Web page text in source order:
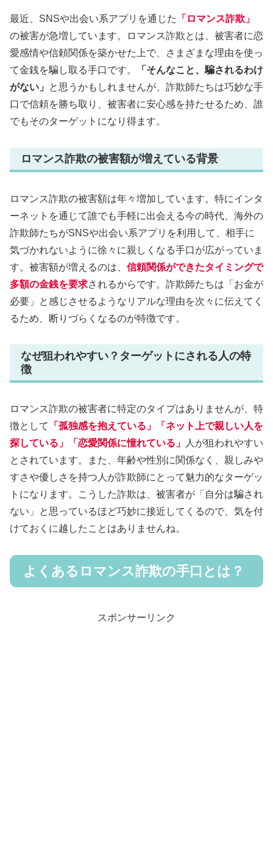
最近、SNSや出会い系アプリを通じた
「ロマンス詐欺」
の被害が急増しています。ロマンス詐欺とは、被害者に恋
愛感情や信頼関係を築かせた上で、さまざまな理由を使っ
て金銭を騙し取る手口です。
「そんなこと、騙されるわけ
がない」
と思うかもしれませんが、詐欺師たちは巧妙な手
口で信頼を勝ち取り、被害者に安心感を持たせるため、誰
でもそのターゲットになり得ます。
ロマンス詐欺の被害額が増えている背景
ロマンス詐欺の被害額は年々増加しています。特にインタ
ーネットを通じて誰でも手軽に出会える今の時代、海外の
詐欺師たちがSNSや出会い系アプリを利用して、相手に
気づかれないように徐々に親しくなる手口が広がっていま
す。被害額が増えるのは、 信頼関係ができたタイミングで
多額の金銭を要求されるからです。詐欺師たちは「お金が
必要」と感じさせるようなリアルな理由を次々に伝えてく
るため、断りづらくなるのが特徴です。
なぜ狙われやすい？ターゲットにされる人の特
徴
ロマンス詐欺の被害者に特定のタイプはありませんが、特
徴として
「孤独感を抱えている」「ネット上で親しい人を
探している」「恋愛関係に憧れている」
人が狙われやすい
とされています。また、年齢や性別に関係なく、親しみや
すさや優しさを持つ人が詐欺師にとって魅力的なターゲッ
トになります。こうした詐欺は、被害者が「自分は騙され
ない」と思っているほど巧妙に接近してくるので、気を付
けておくに越したことはありませんね。
よくあるロマンス詐欺の手口とは？
スポンサーリンク